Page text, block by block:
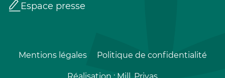
Espace presse
Mentions légales Politique de confidentialité